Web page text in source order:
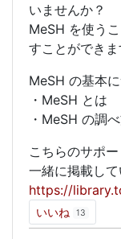
いませんか？
MeSH を使う
すことができま
MeSH の基本
・MeSH とは
・MeSH の調
こちらのサポ
一緒に掲載して
https://
いいね 13